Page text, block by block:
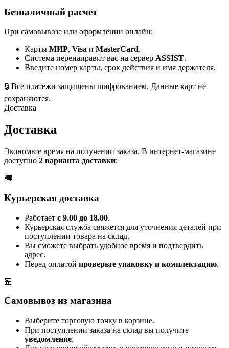
Безналичный расчет
При самовывозе или оформлении онлайн:
Карты МИР, Visa и MasterCard.
Система перенаправит вас на сервер ASSIST.
Введите номер карты, срок действия и имя держателя.
🔒 Все платежи защищены шифрованием. Данные карт не
сохраняются.
Доставка
Доставка
Экономьте время на получении заказа. В интернет-магазине
доступно 2 варианта доставки:
🚚
Курьерская доставка
Работает с 9.00 до 18.00.
Курьерская служба свяжется для уточнения деталей при
поступлении товара на склад.
Вы сможете выбрать удобное время и подтвердить
адрес.
Перед оплатой проверьте упаковку и комплектацию.
🏪
Самовывоз из магазина
Выберите торговую точку в корзине.
При поступлении заказа на склад вы получите
уведомление.